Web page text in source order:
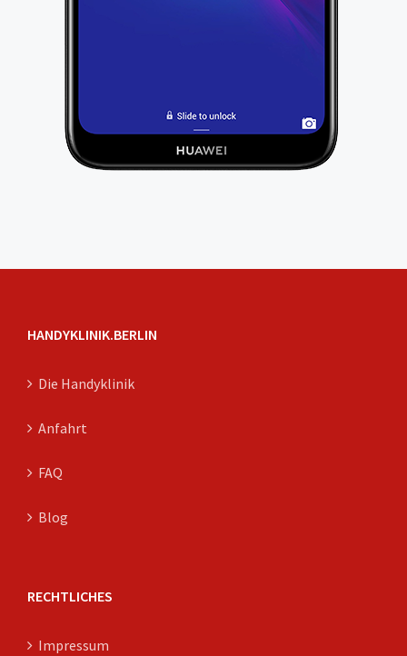
HANDYKLINIK.BERLIN
Die Handyklinik
Anfahrt
FAQ
Blog
RECHTLICHES
Impressum